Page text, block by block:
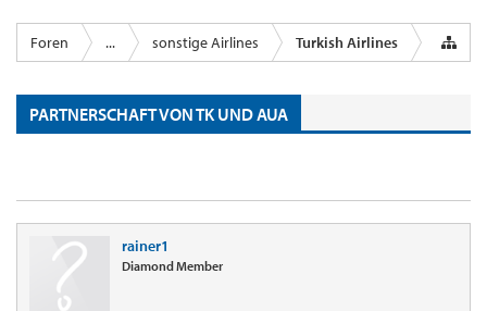
Foren ... sonstige Airlines Turkish Airlines
PARTNERSCHAFT VON TK UND AUA
rainer1
Diamond Member